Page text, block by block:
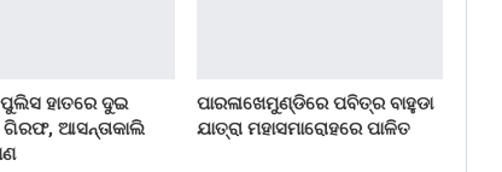
ହାତରେ ଦୁଇ
ଆସନ୍ତାକାଲି
ପାରଳାଖେମୁଣ୍ଡିରେ ପବିତ୍ର ବାହୁଡା
ଯାତ୍ରା ମହାସମାରୋହରେ ପାଳିତ